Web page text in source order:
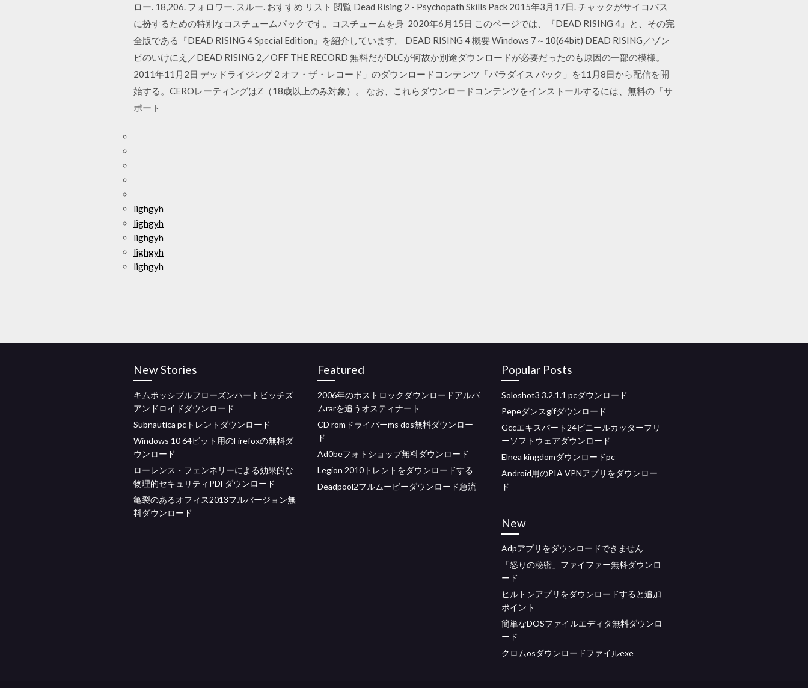
ロー. 18,206. フォロワー. スルー. おすすめ リスト 閲覧 Dead Rising 2 - Psychopath Skills Pack 2015年3月17日. チャックがサイコパス
に扮するための特別なコスチュームパックです。コスチュームを身 2020年6月15日 このページでは、『DEAD RISING 4』と、その完
全版である『DEAD RISING 4 Special Edition』を紹介しています。 DEAD RISING 4 概要 Windows 7～10(64bit) DEAD RISING／ゾン
ビのいけにえ／DEAD RISING 2／OFF THE RECORD 無料だがDLCが何故か別途ダウンロードが必要だったのも原因の一部の模様。
2011年11月2日 デッドライジング 2 オフ・ザ・レコード」のダウンロードコンテンツ「パラダイス パック」を11月8日から配信を開
始する。CEROレーティングはZ（18歳以上のみ対象）。 なお、これらダウンロードコンテンツをインストールするには、無料の「サ
ポート
lighgyh
lighgyh
lighgyh
lighgyh
lighgyh
New Stories
キムポッシブルフローズンハートビッチズ
アンドロイドダウンロード
Subnautica pcトレントダウンロード
Windows 10 64ビット用のFirefoxの無料ダ
ウンロード
ローレンス・フェンネリーによる効果的な
物理的セキュリティPDFダウンロード
亀裂のあるオフィス2013フルバージョン無
料ダウンロード
Featured
2006年のポストロックダウンロードアルバ
ムrarを追うオスティナート
CD romドライバーms dos無料ダウンロー
ド
Ad0beフォトショップ無料ダウンロード
Legion 2010トレントをダウンロードする
Deadpool2フルムービーダウンロード急流
Popular Posts
Soloshot3 3.2.1.1 pcダウンロード
Pepeダンスgifダウンロード
Gccエキスパート24ビニールカッターフリ
ーソフトウェアダウンロード
Elnea kingdomダウンロードpc
Android用のPIA VPNアプリをダウンロー
ド
New
Adpアプリをダウンロードできません
「怒りの秘密」ファイファー無料ダウンロ
ード
ヒルトンアプリをダウンロードすると追加
ポイント
簡単なDOSファイルエディタ無料ダウンロ
ード
クロムosダウンロードファイルexe